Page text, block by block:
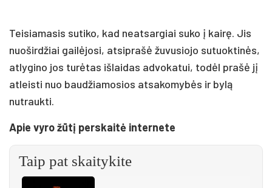
Teisiamasis sutiko, kad neatsargiai suko į kairę. Jis
nuoširdžiai gailėjosi, atsiprašė žuvusiojo sutuoktinės,
atlygino jos turėtas išlaidas advokatui, todėl prašė jį
atleisti nuo baudžiamosios atsakomybės ir bylą
nutraukti.
Apie vyro žūtį perskaitė internete
Taip pat skaitykite